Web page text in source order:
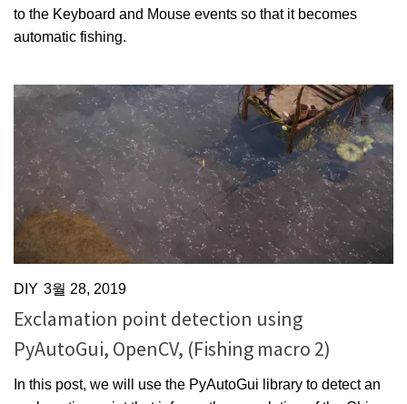
to the Keyboard and Mouse events so that it becomes
automatic fishing.
DIY 3월 28, 2019
Exclamation point detection using
PyAutoGui, OpenCV, (Fishing macro 2)
In this post, we will use the PyAutoGui library to detect an